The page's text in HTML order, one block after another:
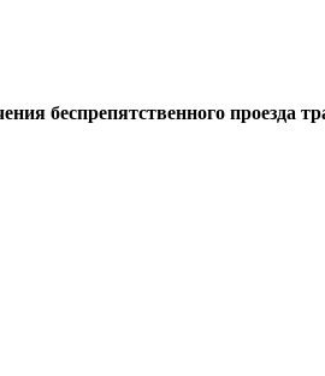
беспрепятственного проезда